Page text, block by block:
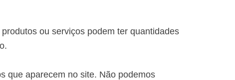
ou serviços podem ter quantidades
que aparecem no site. Não podemos